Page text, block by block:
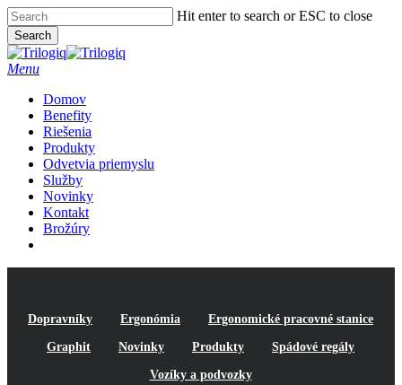
Skip
to
main
content
Hit enter to search or ESC to close
Search
Close
Search
Menu
Domov
Benefity
Riešenia
Produkty
Odvetvia priemyslu
Služby
Novinky
Kontakt
Brožúry
Dopravníky Ergonómia Ergonomické pracovné stanice
Graphit Novinky Produkty Spádové regály
Vozíky a podvozky